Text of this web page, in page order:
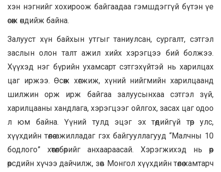
хэн нэгнийг хохироож байгаадаа гэмшдэггүй бүтэн үе
өсөж өндийж байна.
Залууст хүн байхын утгыг таниулсан, сургалт, сэтгэл
заслын олон талт ажил хийх хэрэгцээ бий болжээ.
Хүүхэд нэг бүрийн ухамсарт сэтгэхүйтэй нь харилцах
цаг иржээ. Өсөж хөгжиж, хүний нийгмийн харилцаанд
шилжин орж ирж байгаа залуусынхаа сэтгэл зүй,
харилцааны хандлага, хэрэгцээг ойлгох, засах цаг одоо
л юм байна. Үүний тулд эцэг эх төдийгүй төр улс,
хүүхдийн төлөө ажилладаг гэх байгууллагууд “Малчны 10
бодлого” хөтөлбөрийг анхаараасай. Хэрэгжихэд нь өөр
өөрсдийн хүчээ дайчилж, зөв Монгол хүүхдийн төлөө хамтарч